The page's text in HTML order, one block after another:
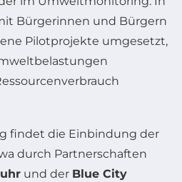
Bürgerinnen und Bürgern
Pilotprojekte umgesetzt,
findet die Einbindung der
durch Partnerschaften
und der Blue City